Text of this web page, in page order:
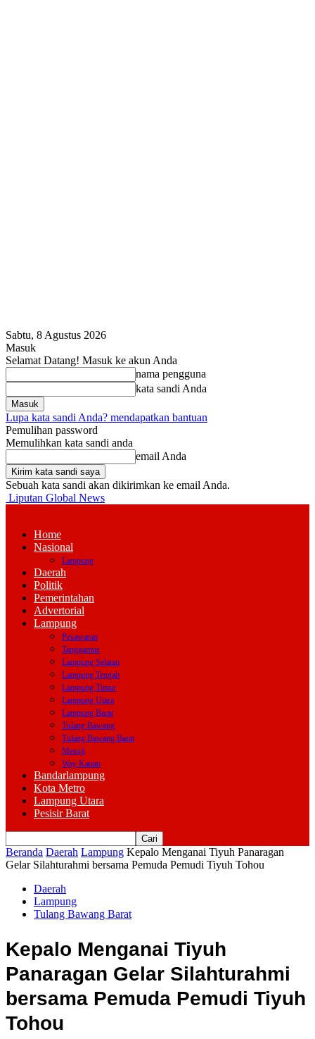
Sabtu, 8 Agustus 2026
Masuk
Selamat Datang! Masuk ke akun Anda
nama pengguna
kata sandi Anda
Lupa kata sandi Anda? mendapatkan bantuan
Pemulihan password
Memulihkan kata sandi anda
email Anda
Sebuah kata sandi akan dikirimkan ke email Anda.
Liputan Global News
Home
Nasional
Lampung
Daerah
Politik
Pemerintahan
Advertorial
Lampung
Pesawaran
Tanggamus
Lampung Selatan
Lampung Tengah
Lampung Timur
Lampung Utara
Lampung Barat
Tulang Bawang
Tulang Bawang Barat
Mesuji
Way Kanan
Bandarlampung
Kota Metro
Lampung Utara
Pesisir Barat
Beranda Daerah Lampung Kepalo Menganai Tiyuh Panaragan
Gelar Silahturahmi bersama Pemuda Pemudi Tiyuh Tohou
Daerah
Lampung
Tulang Bawang Barat
Kepalo Menganai Tiyuh
Panaragan Gelar Silahturahmi
bersama Pemuda Pemudi Tiyuh
Tohou